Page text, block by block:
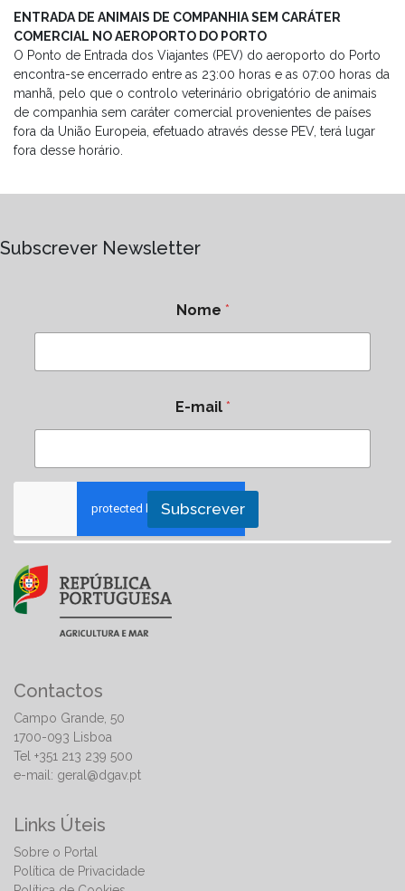
ENTRADA DE ANIMAIS DE COMPANHIA SEM CARÁTER
COMERCIAL NO AEROPORTO DO PORTO
O Ponto de Entrada dos Viajantes (PEV) do aeroporto do Porto
encontra-se encerrado entre as 23:00 horas e as 07:00 horas da
manhã, pelo que o controlo veterinário obrigatório de animais
de companhia sem caráter comercial provenientes de países
fora da União Europeia, efetuado através desse PEV, terá lugar
fora desse horário.
Subscrever Newsletter
Nome *
E-mail *
Subscrever
Contactos
Campo Grande, 50
1700-093 Lisboa
Tel +351 213 239 500
e-mail: geral@dgav.pt
Links Úteis
Sobre o Portal
Política de Privacidade